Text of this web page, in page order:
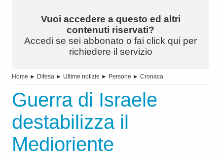
Vuoi accedere a questo ed altri
contenuti riservati?
Accedi se sei abbonato o fai click qui per
richiedere il servizio
Home ► Difesa ► Ultime notizie ► Persone ► Cronaca
Guerra di Israele
destabilizza il
Medioriente